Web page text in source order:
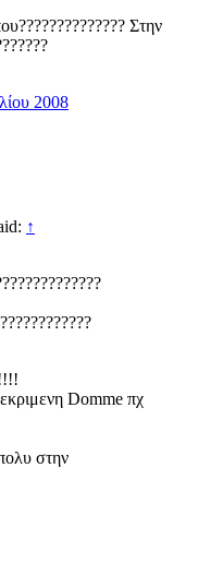
Στην
2008
↑
Domme πχ
στην